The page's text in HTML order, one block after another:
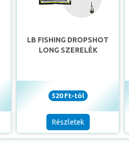
LB FISHING DROPSHOT
LONG SZERELÉK
520 Ft-tól
Részletek